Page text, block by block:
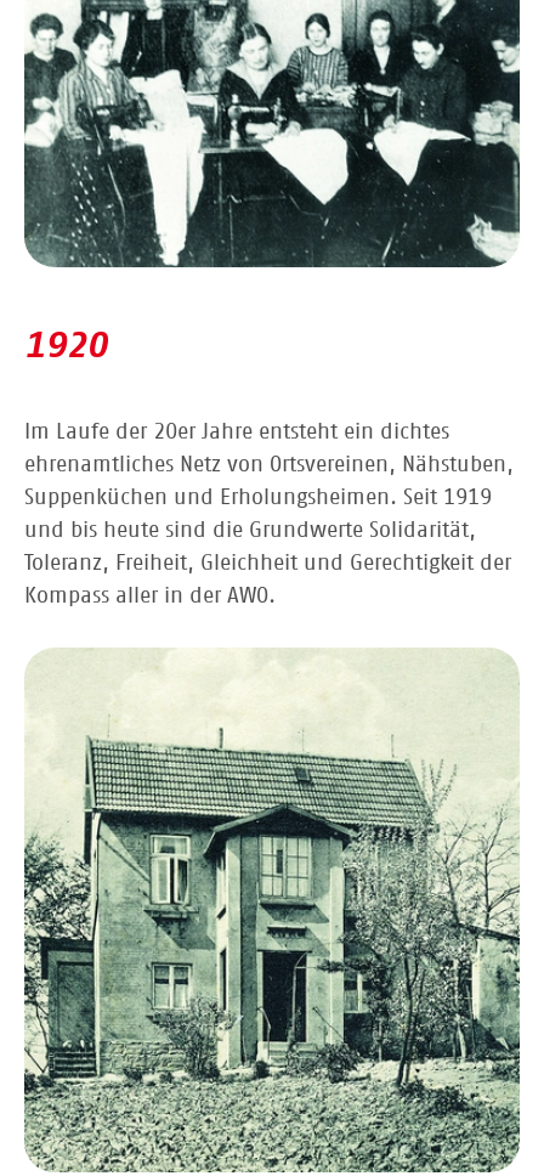
1920
Im Laufe der 20er Jahre entsteht ein dichtes
ehrenamtliches Netz von Ortsvereinen, Nähstuben,
Suppenküchen und Erholungsheimen. Seit 1919
und bis heute sind die Grundwerte Solidarität,
Toleranz, Freiheit, Gleichheit und Gerechtigkeit der
Kompass aller in der AWO.